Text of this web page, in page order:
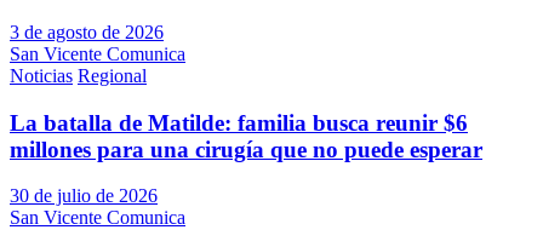
3 de agosto de 2026
San Vicente Comunica
Noticias Regional
La batalla de Matilde: familia busca reunir $6
millones para una cirugía que no puede esperar
30 de julio de 2026
San Vicente Comunica